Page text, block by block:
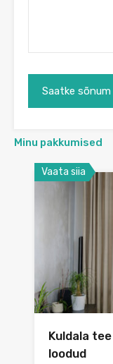
Minu pakkumised
Vaata siia
Kuldala
loodud